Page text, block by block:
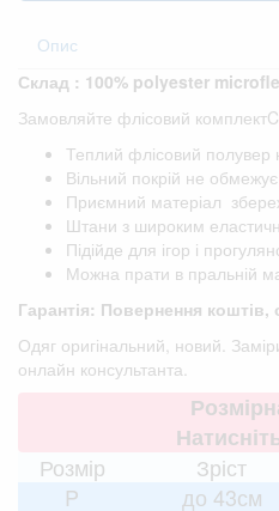
Опис
Склад : 100% polyester
Замовляйте флісовий
Теплий флісовий полувер
Вільний покрій не обмежує
Приємний матеріал
Штани з широким
Підійде для ігор і
Можна прати в пральній
Гарантія: Повернення коштів,
Одяг оригінальний, новий.
онлайн консультанта.
Розмір
Зріст
P
до 43см